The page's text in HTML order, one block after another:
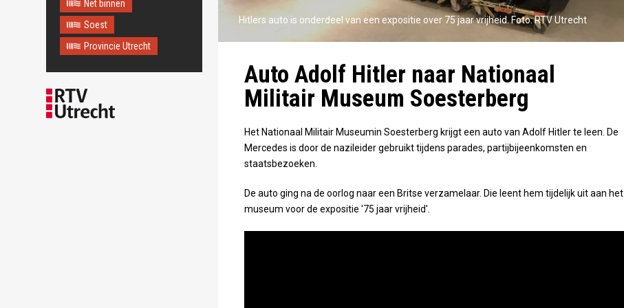
Maps correctly. See the
JavaScript console for
technical details.
Net binnen
Soest
Provincie Utrecht
Hitlers auto is onderdeel van een expositie over 75 jaar vrijheid. Foto: RTV Utrecht
Auto Adolf Hitler naar Nationaal
Militair Museum Soesterberg
Het Nationaal Militair Museumin Soesterberg krijgt een auto van Adolf Hitler te leen. De
Mercedes is door de nazileider gebruikt tijdens parades, partijbijeenkomsten en
staatsbezoeken.
De auto ging na de oorlog naar een Britse verzamelaar. Die leent hem tijdelijk uit aan het
museum voor de expositie '75 jaar vrijheid'.